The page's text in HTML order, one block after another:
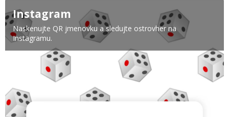
Instagram
Naskenujte QR jmenovku a sledujte ostrovher na
Instagramu.